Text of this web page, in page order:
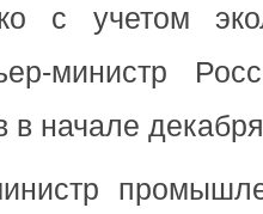
с учетом
министр
начале декабря